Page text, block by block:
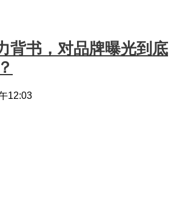
背书，对品牌曝光到底
12:03